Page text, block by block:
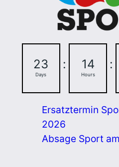
23
Days
: 14
Hours
:
Ersatztermin
2026
Absage Sport